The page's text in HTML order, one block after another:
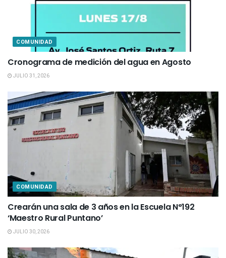
COMUNIDAD
Cronograma de medición del agua en Agosto
JULIO 31, 2026
COMUNIDAD
Crearán una sala de 3 años en la Escuela N°192
‘Maestro Rural Puntano’
JULIO 30, 2026